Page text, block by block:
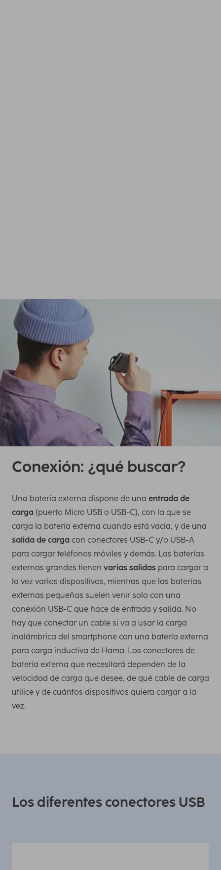
Conexión: ¿qué buscar?
Una batería externa dispone de una entrada de
carga (puerto Micro USB o USB-C), con la que se
carga la batería externa cuando está vacía, y de una
salida de carga con conectores USB-C y/o USB-A
para cargar teléfonos móviles y demás. Las baterías
externas grandes tienen varias salidas para cargar a
la vez varios dispositivos, mientras que las baterías
externas pequeñas suelen venir solo con una
conexión USB-C que hace de entrada y salida. No
hay que conectar un cable si va a usar la carga
inalámbrica del smartphone con una batería externa
para carga inductiva de Hama. Los conectores de
batería externa que necesitará dependen de la
velocidad de carga que desee, de qué cable de carga
utilice y de cuántos dispositivos quiera cargar a la
vez.
Los diferentes conectores USB